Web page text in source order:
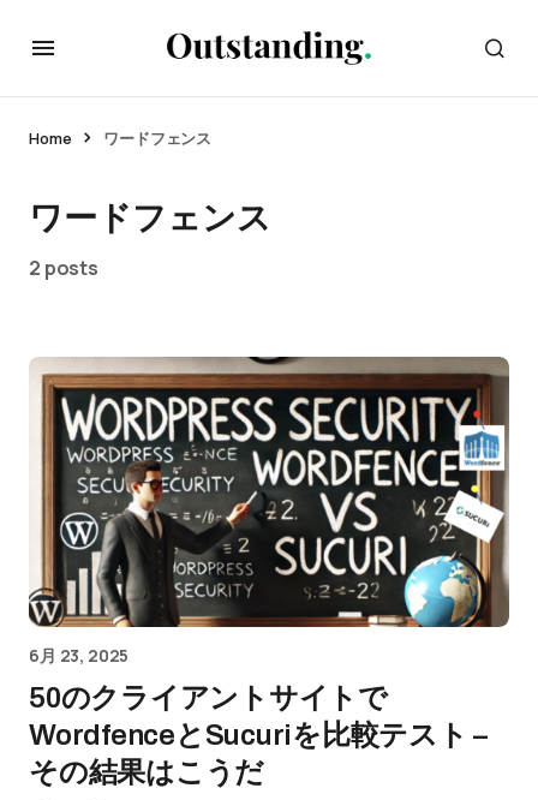
Home ワードフェンス
ワードフェンス
2 posts
6月 23, 2025
50のクライアントサイトで
WordfenceとSucuriを比較テスト –
その結果はこうだ